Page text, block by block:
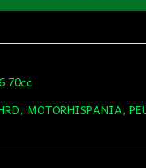
70cc
MOTORHISPANIA,